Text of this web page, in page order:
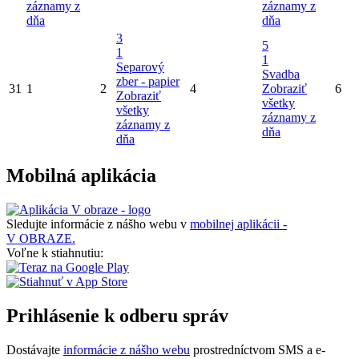
záznamy z
dňa
záznamy z
dňa
31 1 2
3
1
Separový
zber - papier
Zobraziť
všetky
záznamy z
dňa
4
5
1
Svadba
Zobraziť
všetky
záznamy z
dňa
6
Mobilná aplikácia
Sledujte informácie z nášho webu v mobilnej aplikácii -
V OBRAZE.
Voľne k stiahnutiu:
Prihlásenie k odberu správ
Dostávajte informácie z nášho webu prostredníctvom SMS a e-